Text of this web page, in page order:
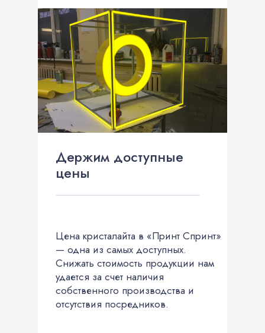
Держим доступные
цены
Цена кристалайта в «Принт Спринт»
— одна из самых доступных.
Снижать стоимость продукции нам
удается за счет наличия
собственного производства и
отсутствия посредников.